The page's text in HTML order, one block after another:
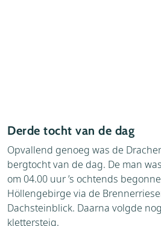
Derde tocht van de dag
Opvallend genoeg was de
bergtocht van de dag. De man
om 04.00 uur ’s ochtends
Höllengebirge via de
Dachsteinblick. Daarna volgde
klettersteig.